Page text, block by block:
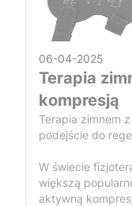
06-04-2025
Terapia
kompresją
Terapia zimnem
podejście do
W świecie
większą
aktywną